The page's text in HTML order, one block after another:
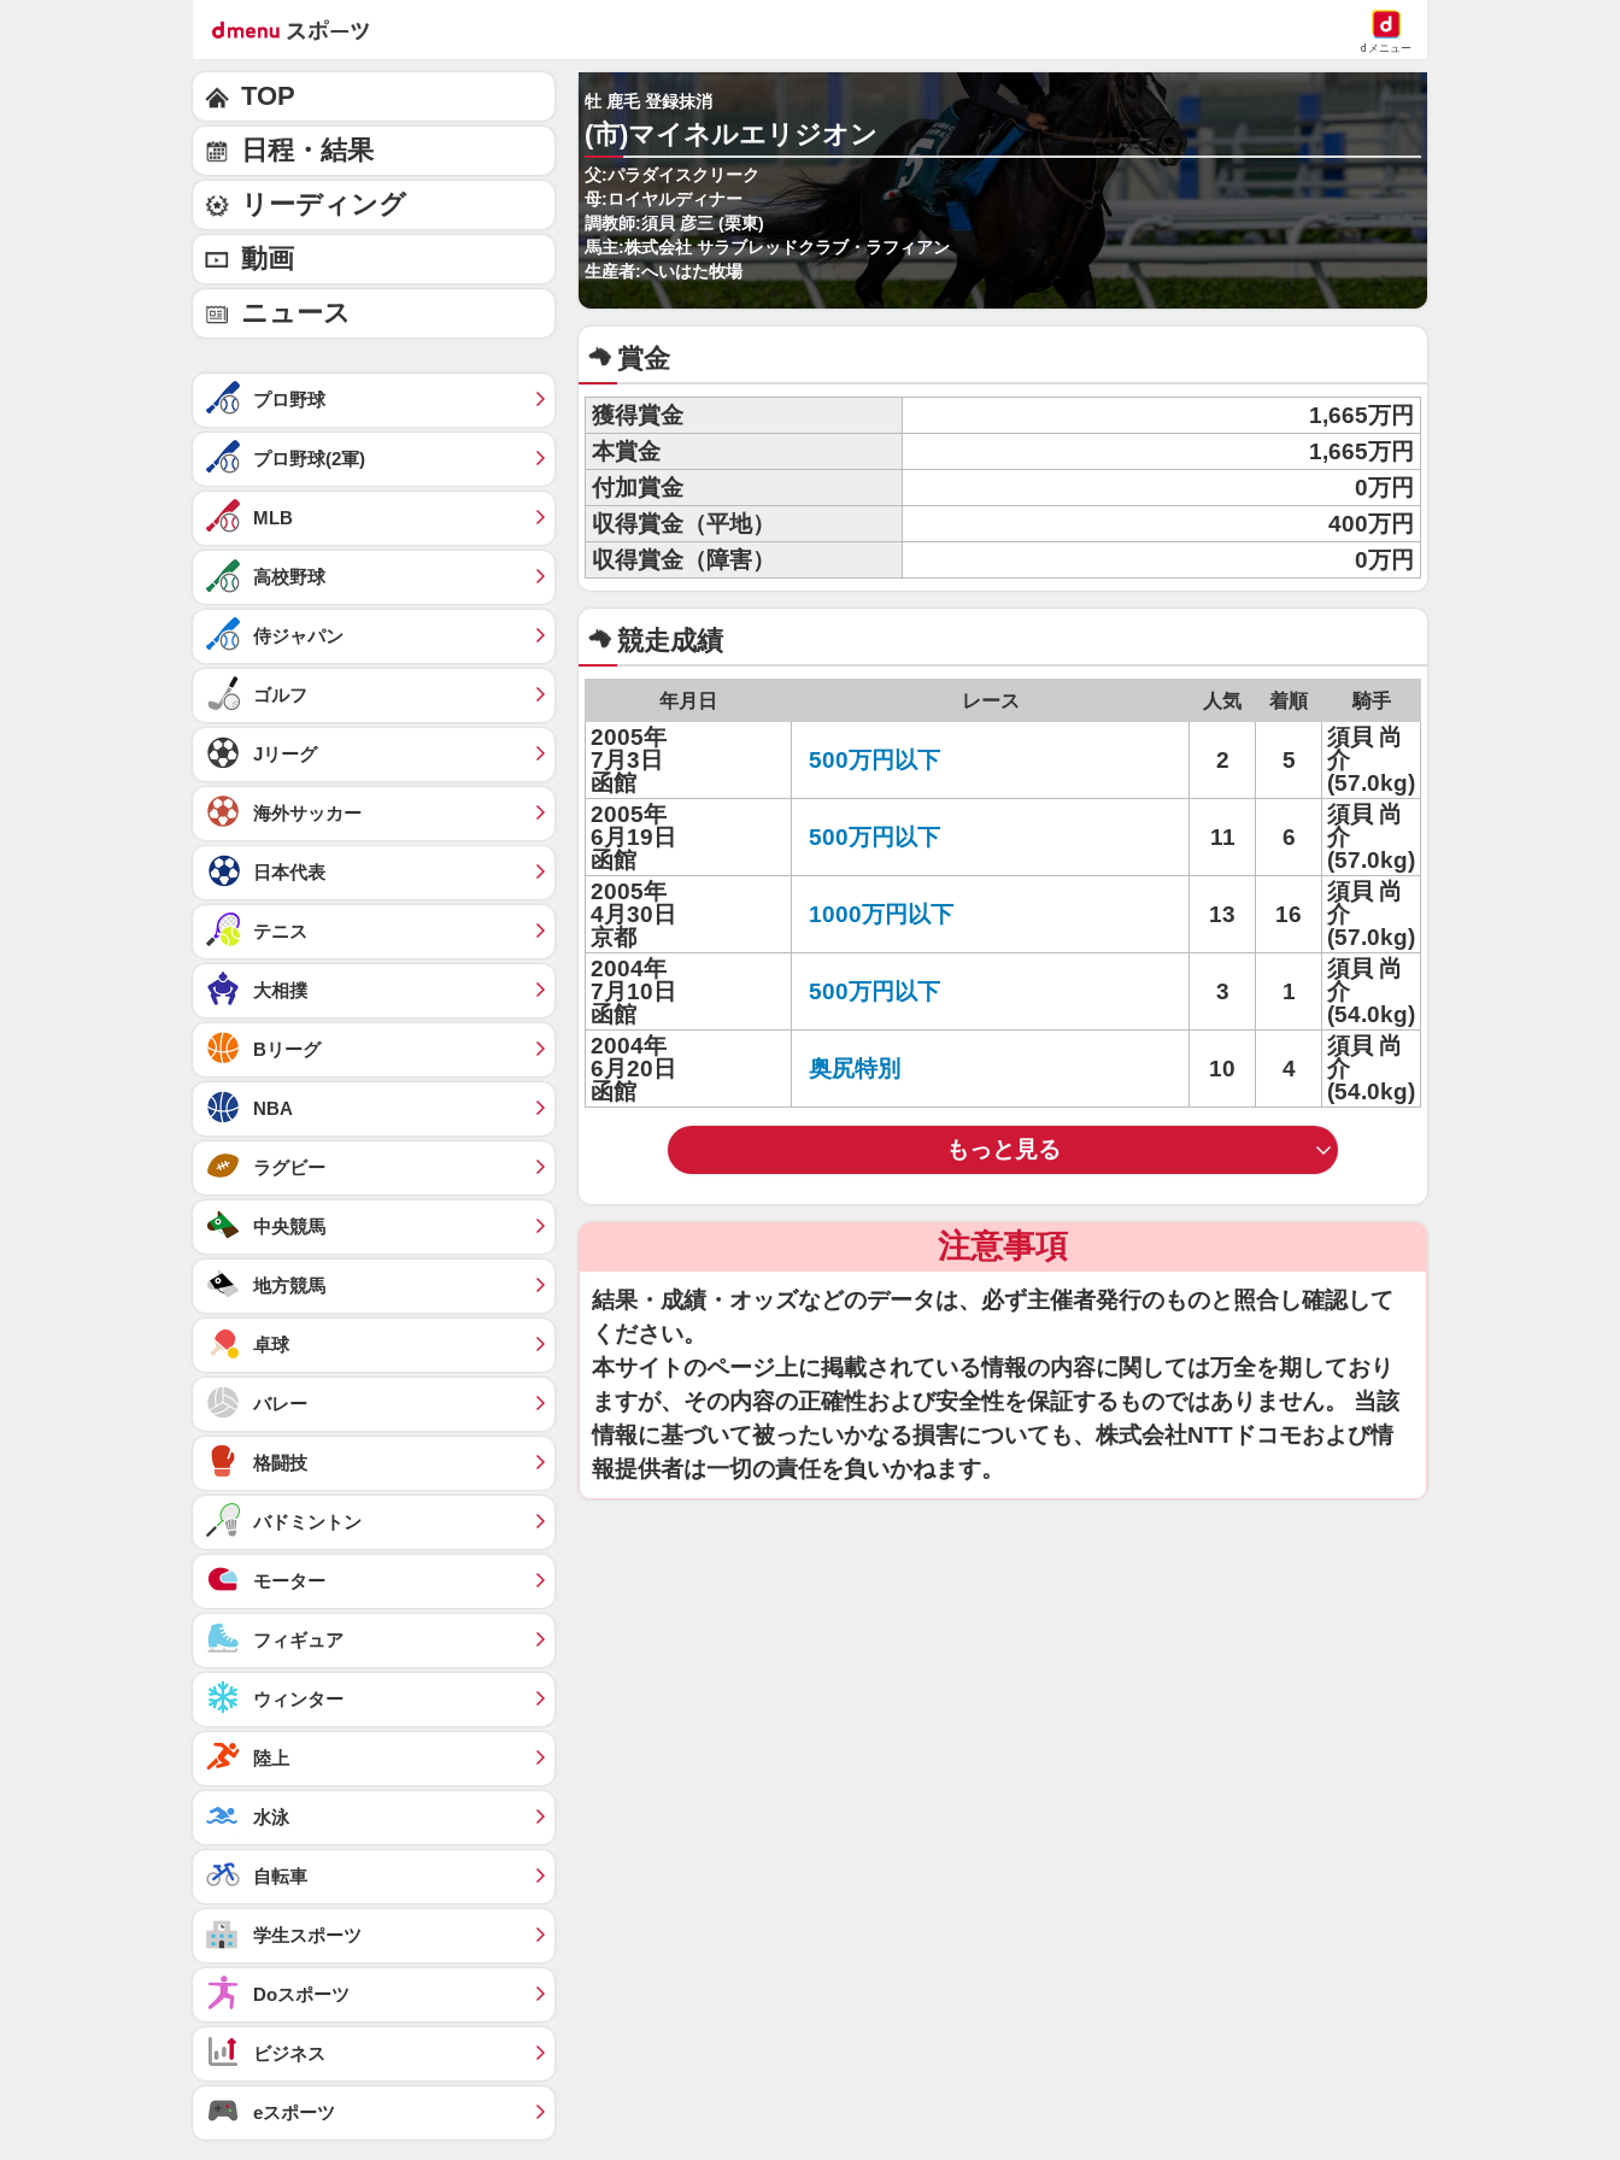
dメニュー
牡 鹿毛 登録抹消
(市)マイネルエリジオン
父:パラダイスクリーク
母:ロイヤルディナー
調教師:須貝 彦三 (栗東)
馬主:株式会社 サラブレッドクラブ・ラフィアン
生産者:へいはた牧場
賞金
獲得賞金
1,665万円
本賞金
1,665万円
付加賞金
0万円
収得賞金（平地）
400万円
収得賞金（障害）
0万円
競走成績
年月日 レース 人気 着順 騎手
2005年
7月3日
函館
500万円以下 2 5
須貝 尚
介
(57.0kg)
2005年
6月19日
函館
500万円以下 11 6
須貝 尚
介
(57.0kg)
2005年
4月30日
京都
1000万円以下 13 16
須貝 尚
介
(57.0kg)
2004年
7月10日
函館
500万円以下 3 1
須貝 尚
介
(54.0kg)
2004年
6月20日
函館
奥尻特別 10 4
須貝 尚
介
(54.0kg)
もっと見る
注意事項
結果・成績・オッズなどのデータは、必ず主催者発行のものと照合し確認して
ください。
本サイトのページ上に掲載されている情報の内容に関しては万全を期しており
ますが、その内容の正確性および安全性を保証するものではありません。 当該
情報に基づいて被ったいかなる損害についても、株式会社NTTドコモおよび情
報提供者は一切の責任を負いかねます。
TOP
日程・結果
リーディング
動画
ニュース
プロ野球
プロ野球(2軍)
MLB
高校野球
侍ジャパン
ゴルフ
Jリーグ
海外サッカー
日本代表
テニス
大相撲
Bリーグ
NBA
ラグビー
中央競馬
地方競馬
卓球
バレー
格闘技
バドミントン
モーター
フィギュア
ウィンター
陸上
水泳
自転車
学生スポーツ
Doスポーツ
ビジネス
eスポーツ